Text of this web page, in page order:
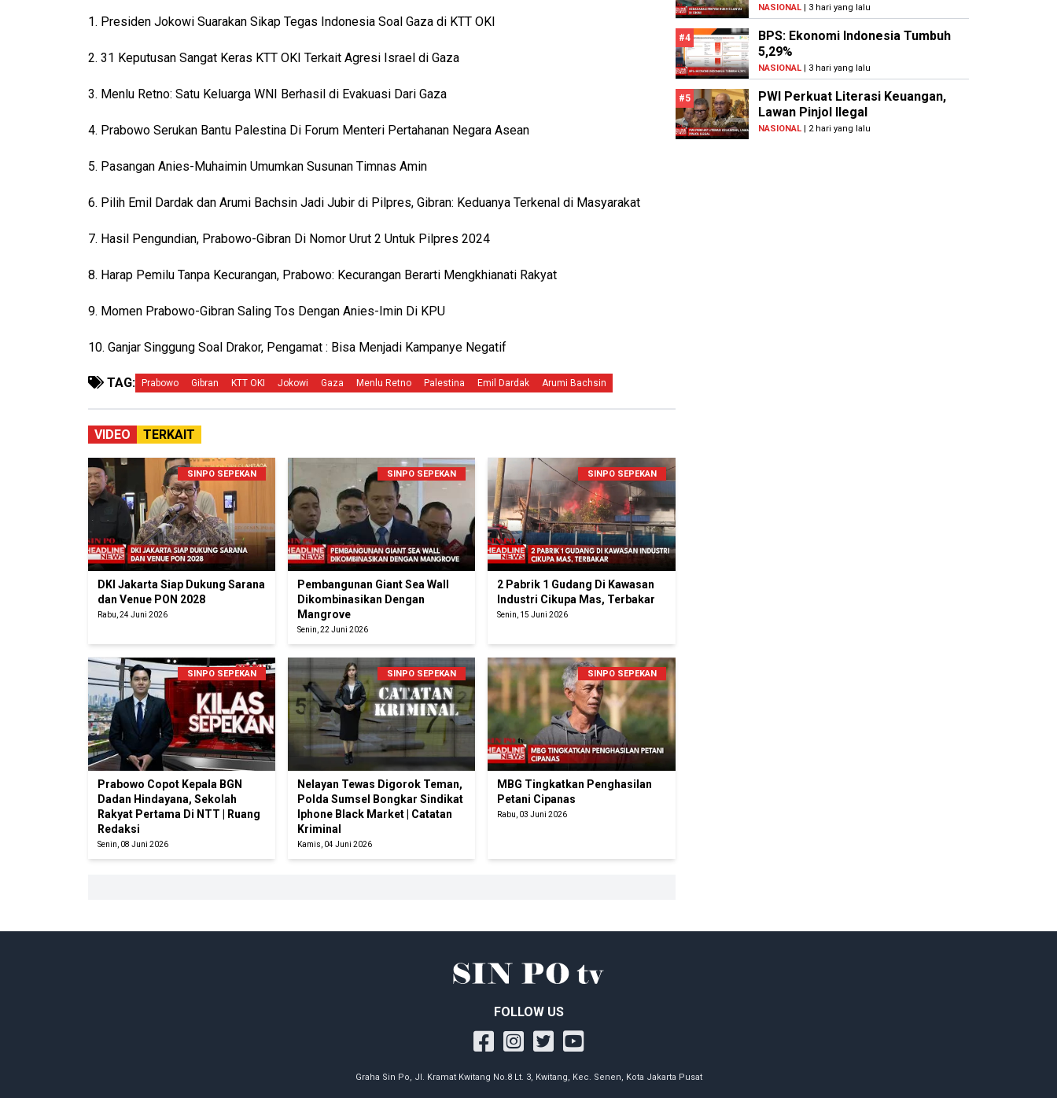
1. Presiden Jokowi Suarakan Sikap Tegas Indonesia Soal Gaza di KTT OKI
2. 31 Keputusan Sangat Keras KTT OKI Terkait Agresi Israel di Gaza
3. Menlu Retno: Satu Keluarga WNI Berhasil di Evakuasi Dari Gaza
4. Prabowo Serukan Bantu Palestina Di Forum Menteri Pertahanan Negara Asean
5. Pasangan Anies-Muhaimin Umumkan Susunan Timnas Amin
6. Pilih Emil Dardak dan Arumi Bachsin Jadi Jubir di Pilpres, Gibran: Keduanya Terkenal di Masyarakat
7. Hasil Pengundian, Prabowo-Gibran Di Nomor Urut 2 Untuk Pilpres 2024
8. Harap Pemilu Tanpa Kecurangan, Prabowo: Kecurangan Berarti Mengkhianati Rakyat
9. Momen Prabowo-Gibran Saling Tos Dengan Anies-Imin Di KPU
10. Ganjar Singgung Soal Drakor, Pengamat : Bisa Menjadi Kampanye Negatif
TAG: Prabowo Gibran KTT OKI Jokowi Gaza Menlu Retno Palestina Emil Dardak Arumi Bachsin
VIDEO TERKAIT
SINPO SEPEKAN
DKI Jakarta Siap Dukung Sarana
dan Venue PON 2028
Rabu, 24 Juni 2026
SINPO SEPEKAN
Pembangunan Giant Sea Wall
Dikombinasikan Dengan
Mangrove
Senin, 22 Juni 2026
SINPO SEPEKAN
2 Pabrik 1 Gudang Di Kawasan
Industri Cikupa Mas, Terbakar
Senin, 15 Juni 2026
SINPO SEPEKAN
Prabowo Copot Kepala BGN
Dadan Hindayana, Sekolah
Rakyat Pertama Di NTT | Ruang
Redaksi
Senin, 08 Juni 2026
SINPO SEPEKAN
Nelayan Tewas Digorok Teman,
Polda Sumsel Bongkar Sindikat
Iphone Black Market | Catatan
Kriminal
Kamis, 04 Juni 2026
SINPO SEPEKAN
MBG Tingkatkan Penghasilan
Petani Cipanas
Rabu, 03 Juni 2026
NASIONAL| 3 hari yang lalu
#4
BPS: Ekonomi Indonesia Tumbuh
5,29%
NASIONAL| 3 hari yang lalu
#5
PWI Perkuat Literasi Keuangan,
Lawan Pinjol Ilegal
NASIONAL| 2 hari yang lalu
FOLLOW US
Graha Sin Po, Jl. Kramat Kwitang No.8 Lt. 3, Kwitang, Kec. Senen, Kota Jakarta Pusat